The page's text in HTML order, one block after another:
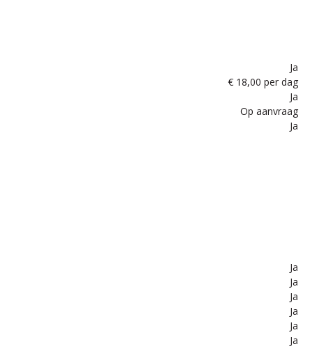
Ja
€ 18,00 per dag
Ja
Op aanvraag
Ja
Ja
Ja
Ja
Ja
Ja
Ja